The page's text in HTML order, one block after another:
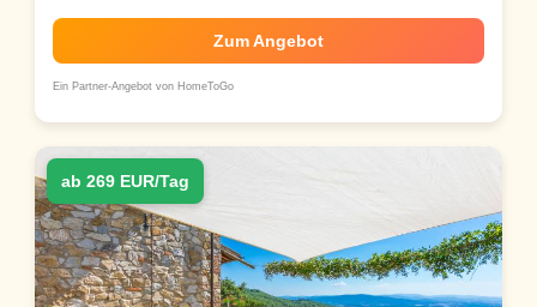
Zum Angebot
Ein Partner-Angebot von HomeToGo
ab 269 EUR/Tag